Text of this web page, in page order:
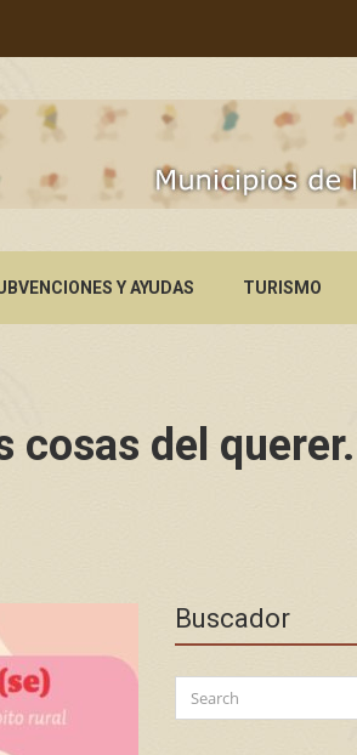
Y AYUDAS TURISMO
cosas del
Buscador
Search
for: